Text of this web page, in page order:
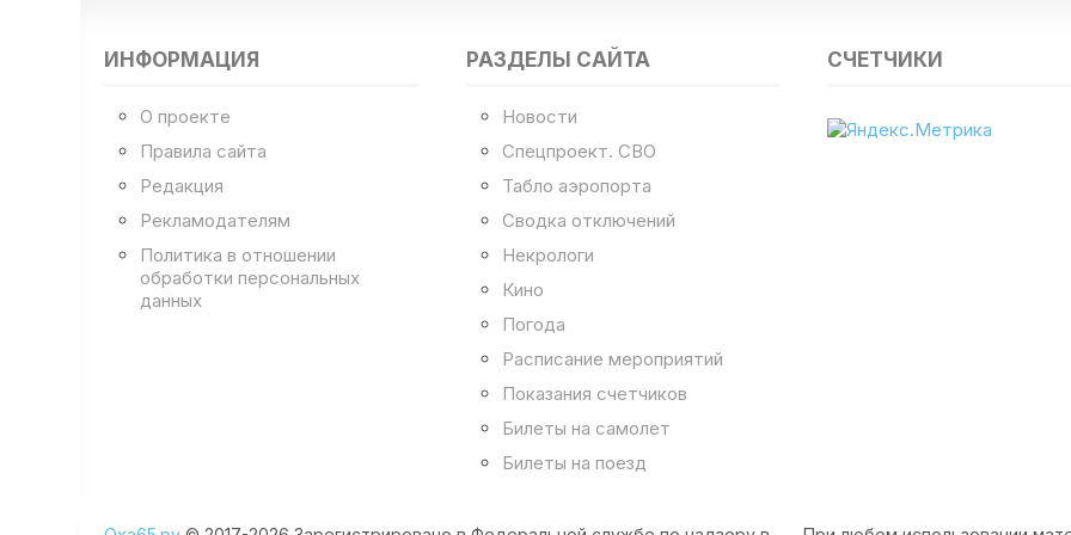
ИНФОРМАЦИЯ
О проекте
Правила сайта
Редакция
Рекламодателям
Политика в отношении
обработки персональных
данных
РАЗДЕЛЫ САЙТА
Новости
Спецпроект. СВО
Табло аэропорта
Сводка отключений
Некрологи
Кино
Погода
Расписание мероприятий
Показания счетчиков
Билеты на самолет
Билеты на поезд
СЧЕТЧИКИ